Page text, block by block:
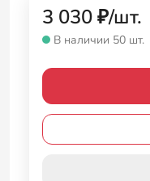
3 030₽/шт.
В наличии 50 шт.